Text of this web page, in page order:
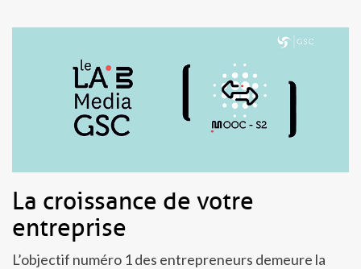
La croissance de votre
entreprise
L’objectif numéro 1 des entrepreneurs demeure la